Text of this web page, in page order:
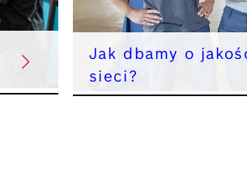
Jak dbamy o
sieci?